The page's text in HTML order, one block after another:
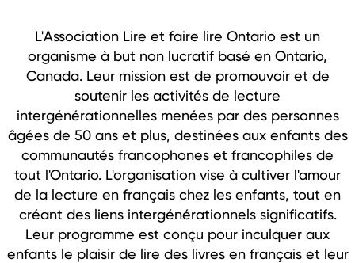
L'Association Lire et faire lire Ontario est un
organisme à but non lucratif basé en Ontario,
Canada. Leur mission est de promouvoir et de
soutenir les activités de lecture
intergénérationnelles menées par des personnes
âgées de 50 ans et plus, destinées aux enfants des
communautés francophones et francophiles de
tout l'Ontario. L'organisation vise à cultiver l'amour
de la lecture en français chez les enfants, tout en
créant des liens intergénérationnels significatifs.
Leur programme est conçu pour inculquer aux
enfants le plaisir de lire des livres en français et leur